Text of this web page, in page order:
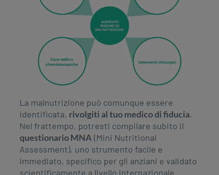
La malnutrizione può comunque essere
identificata, rivolgiti al tuo medico di fiducia.
Nel frattempo, potresti compilare subito il
questionario MNA (Mini Nutritional
Assessment), uno strumento facile e
immediato, specifico per gli anziani e validato
scientificamente a livello internazionale.